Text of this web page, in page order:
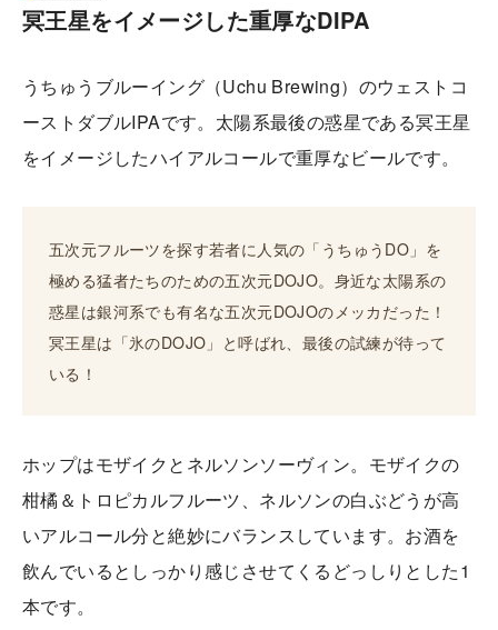
冥王星をイメージした重厚なDIPA
うちゅうブルーイング（Uchu Brewing）のウェストコ
ーストダブルIPAです。太陽系最後の惑星である冥王星
をイメージしたハイアルコールで重厚なビールです。
五次元フルーツを探す若者に人気の「うちゅうDO」を
極める猛者たちのための五次元DOJO。身近な太陽系の
惑星は銀河系でも有名な五次元DOJOのメッカだった！
冥王星は「氷のDOJO」と呼ばれ、最後の試練が待って
いる！
ホップはモザイクとネルソンソーヴィン。モザイクの
柑橘＆トロピカルフルーツ、ネルソンの白ぶどうが高
いアルコール分と絶妙にバランスしています。お酒を
飲んでいるとしっかり感じさせてくるどっしりとした1
本です。